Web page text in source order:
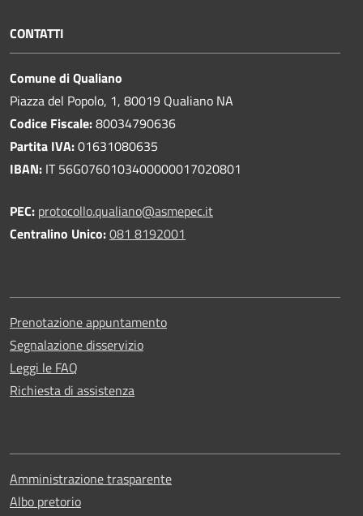
CONTATTI
Comune di Qualiano
Piazza del Popolo, 1, 80019 Qualiano NA
Codice Fiscale:80034790636
Partita IVA:01631080635
IBAN: IT 56G0760103400000017020801
PEC: protocollo.qualiano@asmepec.it
Centralino Unico:081 8192001
Prenotazione appuntamento
Segnalazione disservizio
Leggi le FAQ
Richiesta di assistenza
Amministrazione trasparente
Albo pretorio